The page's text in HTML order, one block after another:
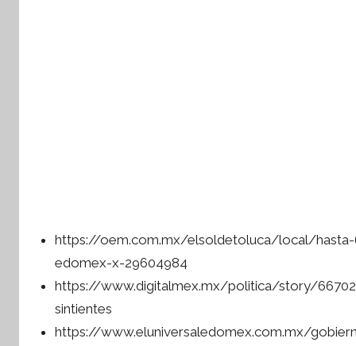
https://oem.com.mx/elsoldetoluca/local/
edomex-x-29604984
https://www.digitalmex.mx/politica/story/
sintientes
https://www.eluniversaledomex.com.mx/